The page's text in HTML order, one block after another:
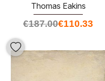
Thomas Eakins
€187.00€110.33